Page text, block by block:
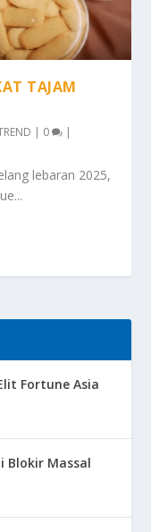
TAJAM
| 0 |
lebaran 2025,
Fortune Asia
Blokir Massal